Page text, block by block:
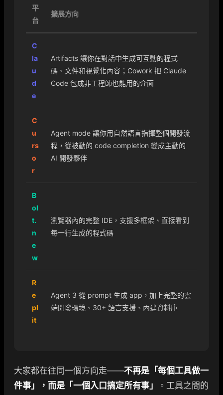
平
台
擴展方向
C
la
u
d
e
Artifacts 讓你在對話中生成可互動的程式
碼、文件和視覺化內容；Cowork 把 Claude
Code 包成非工程師也能用的介面
C
u
rs
o
r
Agent mode 讓你用自然語言指揮整個開發流
程，從被動的 code completion 變成主動的
AI 開發夥伴
B
ol
t.
n
e
w
瀏覽器內的完整 IDE，支援多框架、直接看到
每一行生成的程式碼
R
e
pl
it
Agent 3 從 prompt 生成 app，加上完整的雲
端開發環境、30+ 語言支援、內建資料庫
大家都在往同一個方向走——不再是「每個工具做一
件事」，而是「一個入口搞定所有事」
。工具之間的